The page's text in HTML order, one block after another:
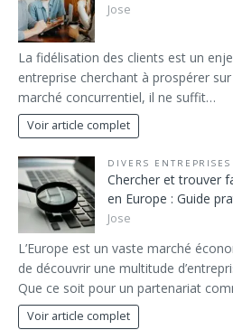
Jose
La fidélisation des clients est un
entreprise cherchant à prospérer
marché concurrentiel, il ne suffit…
Voir article complet
DIVERS ENTREPRISES
Chercher et trouver
en Europe : Guide
Jose
L’Europe est un vaste marché
de découvrir une multitude
Que ce soit pour un partenariat
Voir article complet